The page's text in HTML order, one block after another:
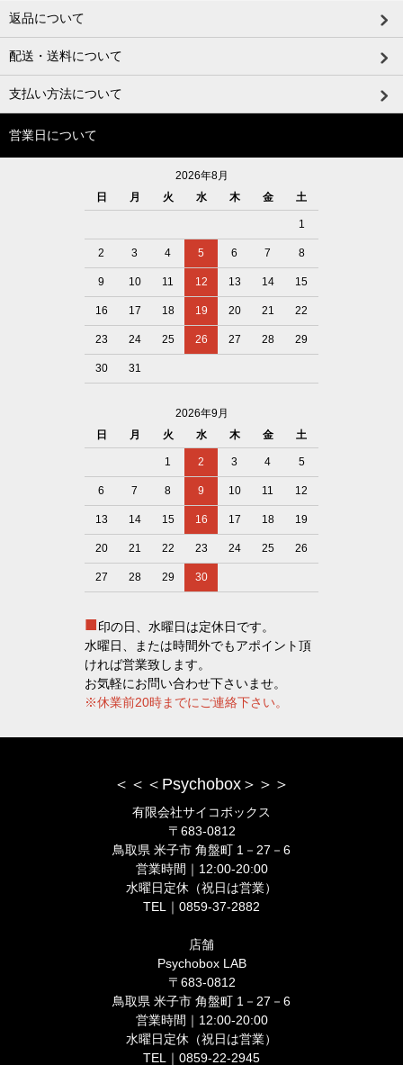
返品について
配送・送料について
支払い方法について
営業日について
2026年8月
日
月 火 水 木 金 土
1
2 3 4 5 6 7 8
9 10 11 12 13 14 15
16 17 18 19 20 21 22
23 24 25 26 27 28 29
30 31
2026年9月
日
月 火 水 木 金 土
1 2 3 4 5
6 7 8 9 10 11 12
13 14 15 16 17 18 19
20 21 22 23 24 25 26
27 28 29 30
■印の日、水曜日は定休日です。
水曜日、または時間外でもアポイント頂
ければ営業致します。
お気軽にお問い合わせ下さいませ。
※休業前20時までにご連絡下さい。
＜＜＜Psychobox＞＞＞
有限会社サイコボックス
〒683-0812
鳥取県 米子市 角盤町 1－27－6
営業時間｜12:00-20:00
水曜日定休（祝日は営業）
TEL｜0859-37-2882
店舗
Psychobox LAB
〒683-0812
鳥取県 米子市 角盤町 1－27－6
営業時間｜12:00-20:00
水曜日定休（祝日は営業）
TEL｜0859-22-2945